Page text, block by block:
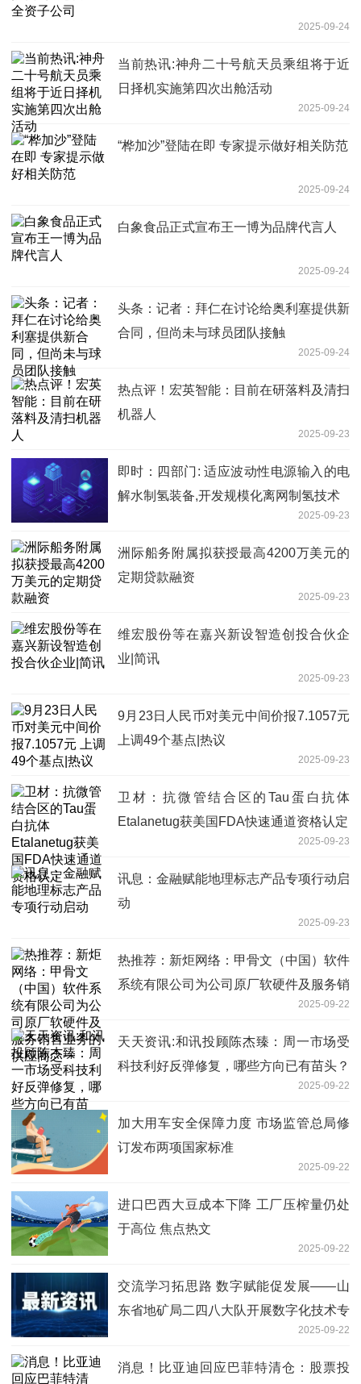
2025-09-24
当前热讯:神舟二十号航天员乘组将于近
日择机实施第四次出舱活动
2025-09-24
“桦加沙”登陆在即 专家提示做好相关防范
2025-09-24
白象食品正式宣布王一博为品牌代言人
2025-09-24
头条：记者：拜仁在讨论给奥利塞提供新
合同，但尚未与球员团队接触
2025-09-24
热点评！宏英智能：目前在研落料及清扫
机器人
2025-09-23
即时：四部门: 适应波动性电源输入的电
解水制氢装备,开发规模化离网制氢技术
2025-09-23
洲际船务附属拟获授最高4200万美元的
定期贷款融资
2025-09-23
维宏股份等在嘉兴新设智造创投合伙企
业|简讯
2025-09-23
9月23日人民币对美元中间价报7.1057元
上调49个基点|热议
2025-09-23
卫材：抗微管结合区的Tau蛋白抗体
Etalanetug获美国FDA快速通道资格认定
2025-09-23
讯息：金融赋能地理标志产品专项行动启
动
2025-09-23
热推荐：新炬网络：甲骨文（中国）软件
系统有限公司为公司原厂软硬件及服务销
2025-09-22
天天资讯:和讯投顾陈杰臻：周一市场受
科技利好反弹修复，哪些方向已有苗头？
2025-09-22
加大用车安全保障力度 市场监管总局修
订发布两项国家标准
2025-09-22
进口巴西大豆成本下降 工厂压榨量仍处
于高位 焦点热文
2025-09-22
交流学习拓思路 数字赋能促发展——山
东省地矿局二四八大队开展数字化技术专
2025-09-22
消息！比亚迪回应巴菲特清仓：股票投